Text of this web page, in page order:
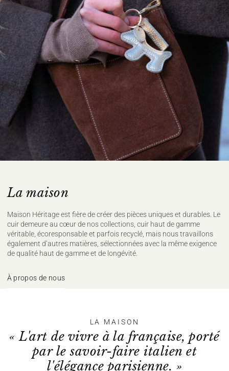
La maison
Maison Héritage est fière de créer des pièces uniques et durables. Le
cuir demeure au cœur de nos collections, cuir haut de gamme
véritable, écoresponsable et parfois recyclé, mais nous travaillons
également d’autres matières, sélectionnées avec la même exigence
de qualité haut de gamme et de longévité.
À propos de nous
LA MAISON
« L'art de vivre à la française, porté
par le savoir-faire italien et
l'élégance parisienne. »